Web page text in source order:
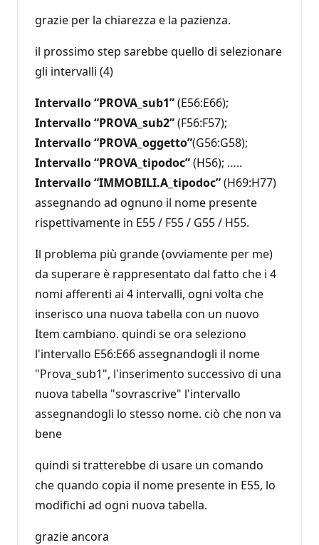
grazie per la chiarezza e la pazienza.
il prossimo step sarebbe quello di selezionare
gli intervalli (4)
Intervallo “PROVA_sub1”(E56:E66);
Intervallo “PROVA_sub2”(F56:F57);
Intervallo “PROVA_oggetto”(G56:G58);
Intervallo “PROVA_tipodoc”(H56); …..
Intervallo “IMMOBILI.A_tipodoc”(H69:H77)
assegnando ad ognuno il nome presente
rispettivamente in E55 / F55 / G55 / H55.
Il problema più grande (ovviamente per me)
da superare è rappresentato dal fatto che i 4
nomi afferenti ai 4 intervalli, ogni volta che
inserisco una nuova tabella con un nuovo
Item cambiano. quindi se ora seleziono
l'intervallo E56:E66 assegnandogli il nome
"Prova_sub1", l'inserimento successivo di una
nuova tabella "sovrascrive" l'intervallo
assegnandogli lo stesso nome. ciò che non va
bene
quindi si tratterebbe di usare un comando
che quando copia il nome presente in E55, lo
modifichi ad ogni nuova tabella.
grazie ancora